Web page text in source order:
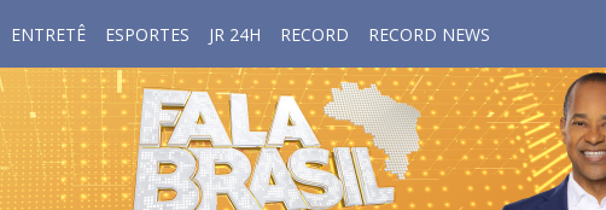
ENTRETÊ ESPORTES JR 24H RECORD RECORD NEWS